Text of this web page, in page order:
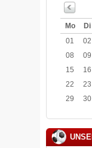
Mo Di
01
02
08
09
15
16
22
23
29
30